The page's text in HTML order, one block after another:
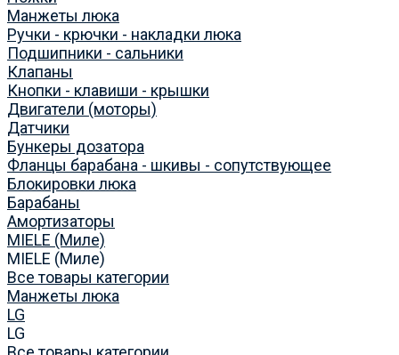
Манжеты люка
Ручки - крючки - накладки люка
Подшипники - сальники
Клапаны
Кнопки - клавиши - крышки
Двигатели (моторы)
Датчики
Бункеры дозатора
Фланцы барабана - шкивы - сопутствующее
Блокировки люка
Барабаны
Амортизаторы
MIELE (Миле)
MIELE (Миле)
Все товары категории
Манжеты люка
LG
LG